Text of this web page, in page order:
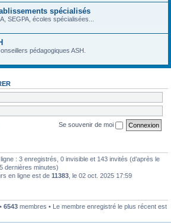
spécialisés
SEGPA, écoles spécialisées...
pédagogiques ASH.
Se souvenir de moi
: 3 enregistrés, 0 invisible et 143 invités (d’après le
dernières minutes)
en ligne est de 11383 , le 02 oct. 2025 17:59
6543 membres • Le membre enregistré le plus récent est